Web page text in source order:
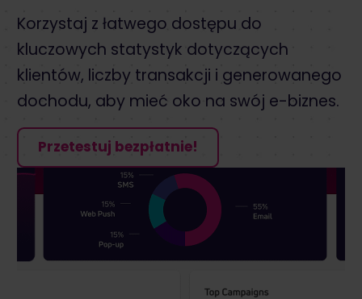
Korzystaj z łatwego dostępu do
kluczowych statystyk dotyczących
klientów, liczby transakcji i generowanego
dochodu, aby mieć oko na swój e-biznes.
Przetestuj bezpłatnie!